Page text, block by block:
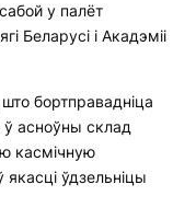
у палёт
Беларусі і Акадэміі
бортправадніца
ў асноўны склад
касмічную
ўдзельніцы